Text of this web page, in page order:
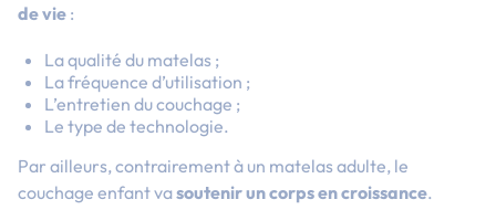
de vie :
La qualité du matelas ;
La fréquence d’utilisation ;
L’entretien du couchage ;
Le type de technologie.
Par ailleurs, contrairement à un matelas adulte, le
couchage enfant vasoutenir un corps en croissance.